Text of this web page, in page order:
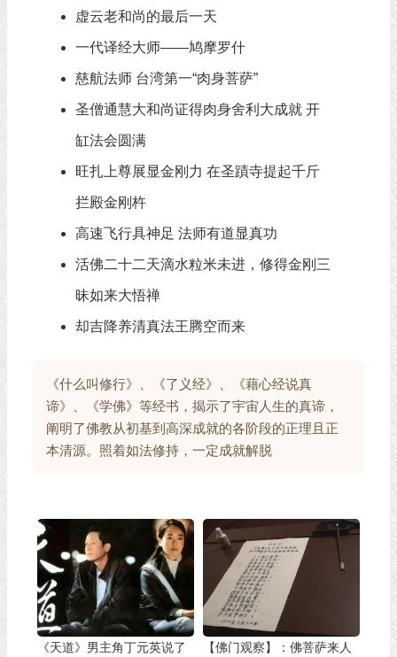
虚云老和尚的最后一天
一代译经大师——鸠摩罗什
慈航法师 台湾第一“肉身菩萨”
圣僧通慧大和尚证得肉身舍利大成就 开
缸法会圆满
旺扎上尊展显金刚力 在圣蹟寺提起千斤
拦殿金刚杵
高速飞行具神足 法师有道显真功
活佛二十二天滴水粒米未进，修得金刚三
昧如来大悟禅
却吉降养清真法王腾空而来
《什么叫修行》、《了义经》、《藉心经说真
谛》、《学佛》等经书，揭示了宇宙人生的真谛，
阐明了佛教从初基到高深成就的各阶段的正理且正
本清源。照着如法修持，一定成就解脱
《天道》男主角丁元英说了
【佛门观察】：佛菩萨来人